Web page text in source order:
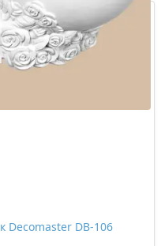
Decomaster DB-106